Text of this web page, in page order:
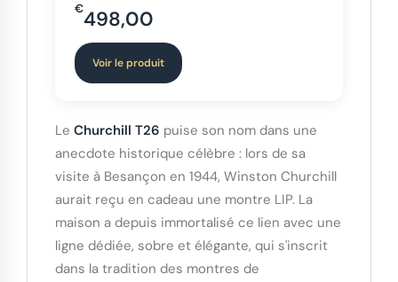
€498,00
Voir le produit
Le Churchill T26 puise son nom dans une
anecdote historique célèbre : lors de sa
visite à Besançon en 1944, Winston Churchill
aurait reçu en cadeau une montre LIP. La
maison a depuis immortalisé ce lien avec une
ligne dédiée, sobre et élégante, qui s'inscrit
dans la tradition des montres de